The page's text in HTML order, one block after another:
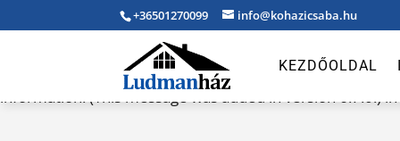
: Function _load_textdomain_just_in_time was called
indicator for some code in the plugin or theme running
information. (This message was added in version 6.7.0.) in
+36501270099 info@kohazicsaba.hu
KEZDŐOLDAL